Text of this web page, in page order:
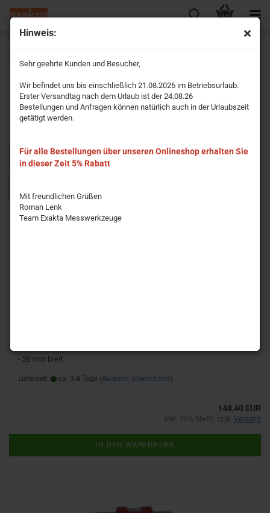
Hinweis:
Sehr geehrte Kunden und Besucher,
Wir befindet uns bis einschließlich 21.08.2026 im Betriebsurlaub.
Erster Versandtag nach dem Urlaub ist der 24.08.26
Bestellungen und Anfragen können natürlich auch in der Urlaubszeit
getätigt werden.
Für alle Bestellungen über unseren Onlineshop erhalten Sie
in dieser Zeit 5% Rabatt
Mit freundlichen Grüßen
Roman Lenk
Team Exakta Messwerkzeuge
Sortieren nach
Sortieren nach 15 pro Seite
pro Seite
- 20 mm breit
Lieferzeit: ca. 3-4 Tage (Ausland abweichend)
148,40 EUR
inkl. 19% MwSt. zzgl. Versand
IN DEN WARENKORB